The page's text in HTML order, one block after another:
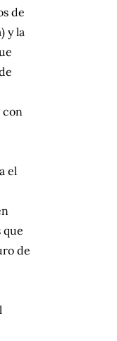
de
y la
con
el
que
de